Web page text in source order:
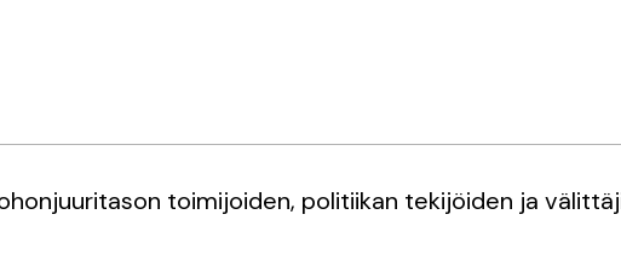
toimijoiden, politiikan tekijöiden ja